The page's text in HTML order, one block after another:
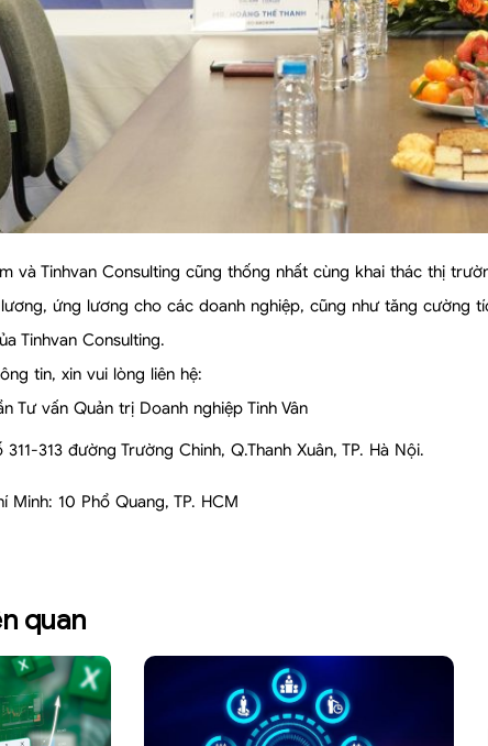
và Tinhvan Consulting cũng thống nhất cùng khai thác thị
ứng lương cho các doanh nghiệp, cũng như tăng cường
Tinhvan Consulting.
tin, xin vui lòng liên hệ:
Tư vấn Quản trị Doanh nghiệp Tinh Vân
313 đường Trường Chinh, Q.Thanh Xuân, TP. Hà Nội.
Minh: 10 Phổ Quang, TP. HCM
quan